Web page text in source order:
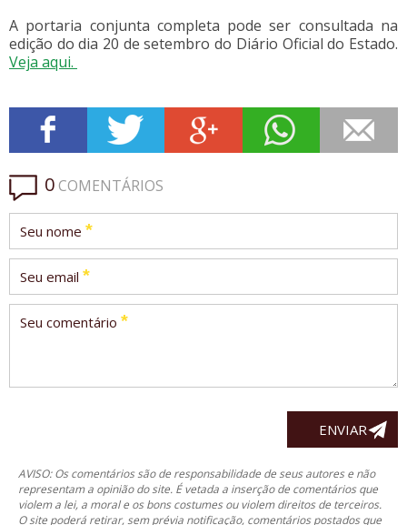
A portaria conjunta completa pode ser consultada na
edição do dia 20 de setembro do Diário Oficial do Estado.
Veja aqui.
0COMENTÁRIOS
Seu nome *
Seu email *
Seu comentário *
AVISO: Os comentários são de responsabilidade de seus autores e não
representam a opinião do site. É vetada a inserção de comentários que
violem a lei, a moral e os bons costumes ou violem direitos de terceiros.
O site poderá retirar, sem prévia notificação, comentários postados que